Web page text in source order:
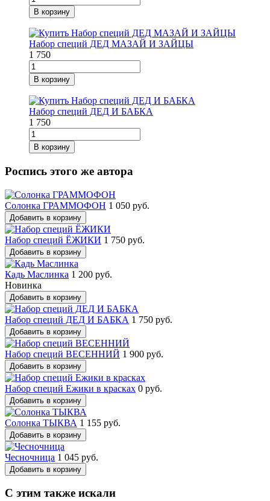
В корзину
Набор специй ДЕД МАЗАЙ И ЗАЙЦЫ
1 750
В корзину
Набор специй ДЕД И БАБКА
1 750
В корзину
Роспись этого же автора
Солонка ГРАММОФОН 1 050 руб.
Добавить в корзину
Набор специй ЁЖИКИ 1 750 руб.
Добавить в корзину
Кадь Маслинка 1 200 руб.
Новинка
Добавить в корзину
Набор специй ДЕД И БАБКА 1 750 руб.
Добавить в корзину
Набор специй ВЕСЕННИЙ 1 900 руб.
Добавить в корзину
Набор специй Ежики в красках 0 руб.
Добавить в корзину
Солонка ТЫКВА 1 155 руб.
Добавить в корзину
Чесночница 1 045 руб.
Добавить в корзину
С этим также искали